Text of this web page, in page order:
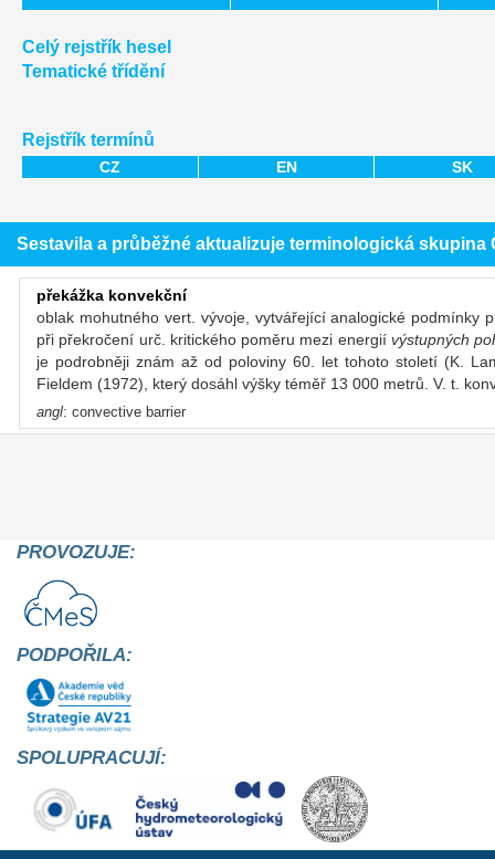
Celý rejstřík hesel
Tematické třídění
Rejstřík termínů
CZ EN SK
Sestavila a průběžné aktualizuje terminologická
překážka konvekční
oblak mohutného vert. vývoje, vytvářející analogické podmínky
při překročení urč. kritického poměru mezi energií výstupných
je podrobněji znám až od poloviny 60. let tohoto století (K.
Fieldem (1972), který dosáhl výšky téměř 13 000 metrů. V. t.
angl: convective barrier
PROVOZUJE:
PODPOŘILA:
SPOLUPRACUJÍ: